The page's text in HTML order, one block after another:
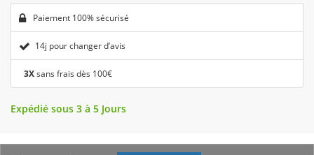
Paiement 100% sécurisé
14j pour changer d’avis
3Xsans frais dès 100€
Expédié sous 3 à 5 Jours